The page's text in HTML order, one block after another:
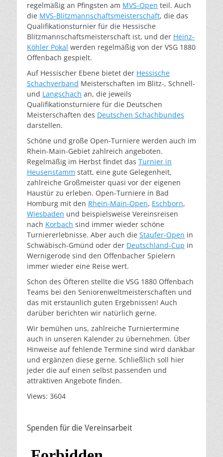
regelmäßig an Pfingsten am MVS-Open teil. Auch
die MVS-Blitzmannschaftsmeisterschaft, die das
Qualifikationsturnier für die Hessische
Blitzmannschaftsmeisterschaft ist, und der Heinz-
Köhler Pokal werden regelmäßig von der VSG 1880
Offenbach gespielt.
Auf Hessischer Ebene bietet der Hessische
Schachverband Meisterschaften im Blitz-, Schnell-
und Langschach an, die jeweils
Qualifikationsturniere für die Deutschen
Meisterschaften des Deutschen Schachbundes
darstellen.
Schöne und große Open-Turniere werden auch im
Rhein-Main-Gebiet zahlreich angeboten.
Regelmäßig im Herbst findet das Turnier in
Heusenstamm statt, eine gute Gelegenheit,
zahlreiche Großmeister quasi vor der eigenen
Haustür zu erleben. Open-Turniere in Bad
Homburg mit den Rhein-Main-Open, Eschborn,
Wiesbaden und beispielsweise Vereinsreisen
nach Korbach sind immer wieder schöne
Turniererlebnisse. Aber auch die Staufer-Open in
Schwäbisch-Gmünd oder der Deutschland-Cup in
Wernigerode sind den Offenbacher Spielern
immer wieder eine Reise wert.
Schon des Öfteren stellte die VSG 1880 Offenbach
Teams bei den Seniorenweltmeisterschaften und
das mit erstaunlich guten Ergebnissen! Auch
darüber berichten wir natürlich gerne.
Wir bemühen uns, zahlreiche Turniertermine
auch in unseren Kalender zu übernehmen. Über
Hinweise auf fehlende Termine sind wird dankbar
und ergänzen diese gerne. Schließlich soll hier
jeder die auf einen selbst passenden und
attraktiven Angebote finden.
Views: 3604
Spenden für die Vereinsarbeit